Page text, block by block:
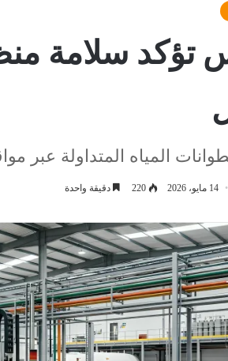
تؤكد سلامة
المياه المتداولة عبر
14 مايو، 2026 220 دقيقة واحدة